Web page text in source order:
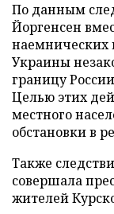
По данным
Йоргенсен
наемнических
Украины
границу
Целью этих
местного
обстановки в
Также
совершала
жителей